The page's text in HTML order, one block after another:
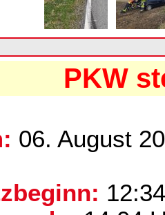
PKW
06. August